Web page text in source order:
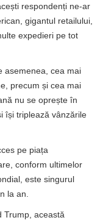
respondenți ne-ar
gigantul retailului,
expedieri pe tot
asemenea, cea mai
precum și cea mai
nu se oprește în
își triplează vânzările
pe piața
conform ultimelor
este singurul
la an.
Trump, această